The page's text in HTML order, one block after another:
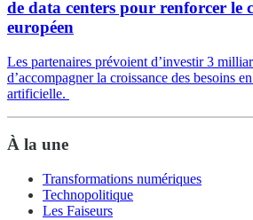
de data centers pour renforcer le
européen
Les partenaires prévoient d’investir 3
d’accompagner la croissance des besoins
artificielle.
À la une
Transformations numériques
Technopolitique
Les Faiseurs